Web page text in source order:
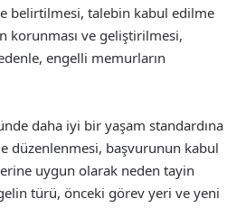
belirtilmesi, talebin kabul edilme
korunması ve geliştirilmesi,
engelli memurların
daha iyi bir yaşam standardına
düzenlenmesi, başvurunun kabul
uygun olarak neden tayin
türü, önceki görev yeri ve yeni